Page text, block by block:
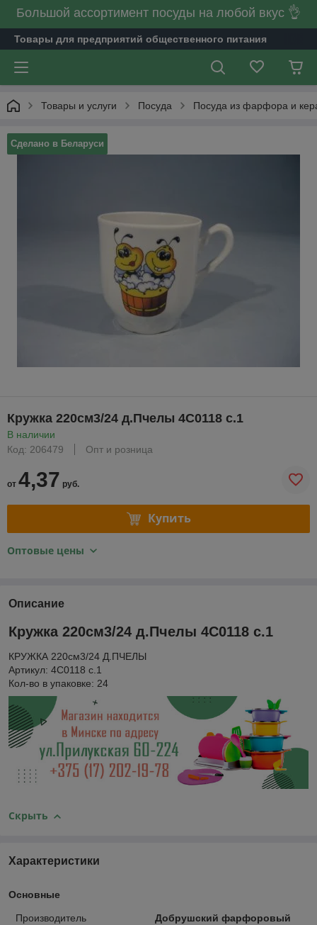
Большой ассортимент посуды на любой вкус 👌
Товары для предприятий общественного питания
Товары и услуги Посуда Посуда из фарфора и
Сделано в Беларуси
Кружка 220см3/24 д.Пчелы 4С0118 с.1
В наличии
Код: 206479
Опт и розница
от 4,37 руб.
Купить
Оптовые цены
Описание
Кружка 220см3/24 д.Пчелы 4С0118 с.1
КРУЖКА 220см3/24 Д.ПЧЕЛЫ
Артикул: 4С0118 с.1
Кол-во в упаковке: 24
Скрыть
Характеристики
Основные
Производитель
Добрушский фарфоровый